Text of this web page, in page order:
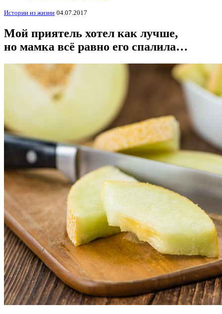
Истории из жизни 04.07.2017
Мой приятель хотел как лучше,
но мамка всё равно его спалила…